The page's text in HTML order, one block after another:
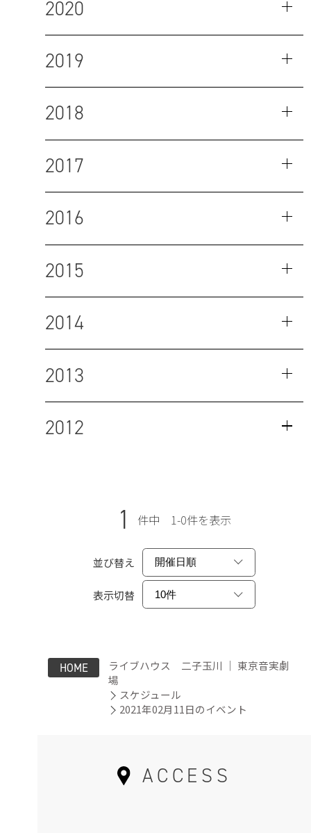
2020
2019
2018
2017
2016
2015
2014
2013
2012
1 件中 1-0件を表示
並び替え
表示切替
HOME
ライブハウス 二子玉川 ｜ 東京音実劇
場
スケジュール
2021年02月11日のイベント
ACCESS